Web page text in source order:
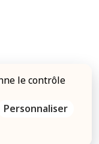
le contrôle
Personnaliser